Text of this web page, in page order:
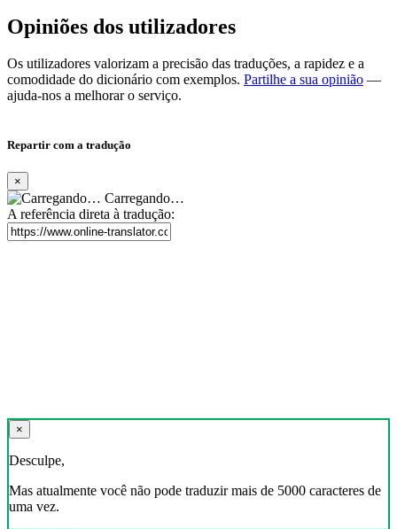
Opiniões dos utilizadores
Os utilizadores valorizam a precisão das traduções, a rapidez e a
comodidade do dicionário com exemplos. Partilhe a sua opinião —
ajuda-nos a melhorar o serviço.
Repartir com a tradução
×
Carregando…
A referência direta à tradução:
×
Desculpe,
Mas atualmente você não pode traduzir mais de 5000 caracteres de
uma vez.